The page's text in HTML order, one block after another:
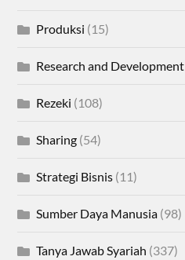
Produksi (15)
Research and Development
Rezeki (108)
Sharing (54)
Strategi Bisnis (11)
Sumber Daya Manusia (98)
Tanya Jawab Syariah (337)